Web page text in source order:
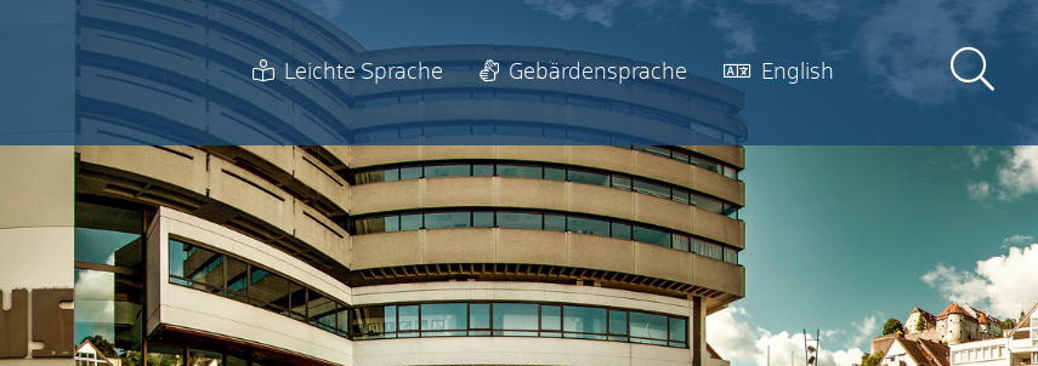
Leichte Sprache Gebärdensprache English